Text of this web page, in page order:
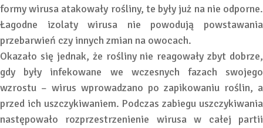
formy wirusa atakowały rośliny, te były już na nie odporne.
Łagodne izolaty wirusa nie powodują powstawania
przebarwień czy innych zmian na owocach.
Okazało się jednak, że rośliny nie reagowały zbyt dobrze,
gdy były infekowane we wczesnych fazach swojego
wzrostu – wirus wprowadzano po zapikowaniu roślin, a
przed ich uszczykiwaniem. Podczas zabiegu uszczykiwania
następowało rozprzestrzenienie wirusa w całej partii